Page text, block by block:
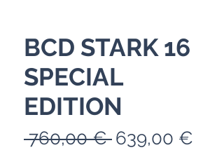
BCD STARK 16
SPECIAL
EDITION
760,00 € Prezzo
639,00 €